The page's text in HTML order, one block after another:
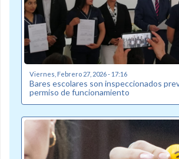
Viernes, Febrero 27, 2026 - 17:16
Bares escolares son inspeccionados
permiso de funcionamiento